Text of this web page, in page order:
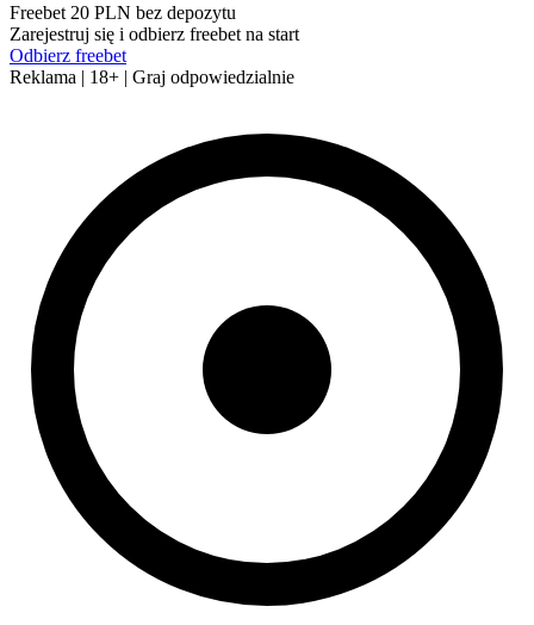
Freebet 20 PLN bez depozytu
Zarejestruj się i odbierz freebet na start
Odbierz freebet
Reklama | 18+ | Graj odpowiedzialnie